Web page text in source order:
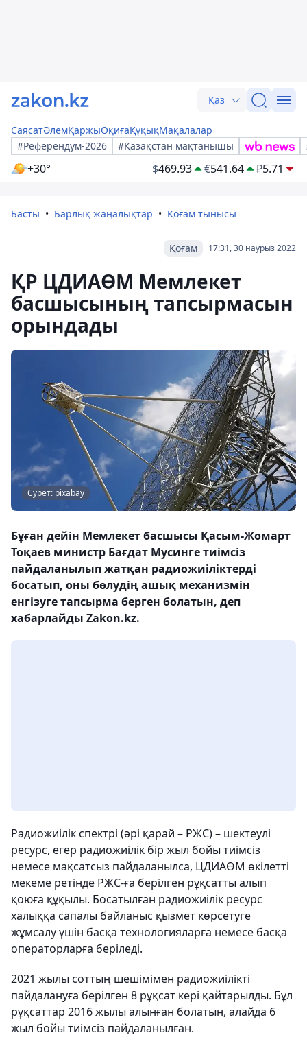
Қаз
СаясатӘлемҚаржыОқиғаҚұқықМақалалар
#Референдум-2026
#Қазақстан мақтанышы
+30° $469.93 €541.64 ₽5.71
Басты Барлық жаңалықтар Қоғам тынысы
17:31, 30 наурыз 2022
Қоғам
ҚР ЦДИАӨМ Мемлекет
басшысының тапсырмасын
орындады
Сурет: pixabay
Бұған дейін Мемлекет басшысы Қасым-Жомарт
Тоқаев министр Бағдат Мусинге тиімсіз
пайдаланылып жатқан радиожиіліктерді
босатып, оны бөлудің ашық механизмін
енгізуге тапсырма берген болатын, деп
хабарлайды Zakon.kz.
Радиожиілік спектрі (әрі қарай – РЖС) – шектеулі
ресурс, егер радиожиілік бір жыл бойы тиімсіз
немесе мақсатсыз пайдаланылса, ЦДИАӨМ өкілетті
мекеме ретінде РЖС-ға берілген рұқсатты алып
қоюға құқылы. Босатылған радиожиілік ресурс
халыққа сапалы байланыс қызмет көрсетуге
жұмсалу үшін басқа технологияларға немесе басқа
операторларға беріледі.
2021 жылы соттың шешімімен радиожиілікті
пайдалануға берілген 8 рұқсат кері қайтарылды. Бұл
рұқсаттар 2016 жылы алынған болатын, алайда 6
жыл бойы тиімсіз пайдаланылған.